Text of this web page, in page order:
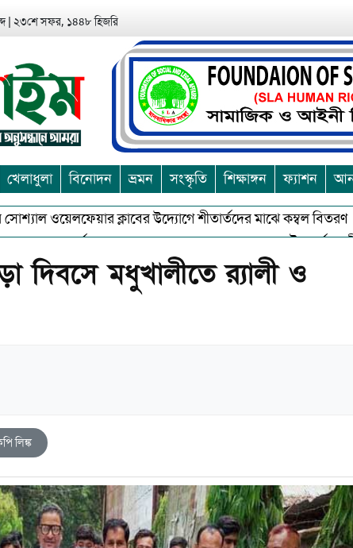
২৩শে সফর, ১৪৪৮ হিজরি
খেলাধুলা বিনোদন ভ্রমন সংস্কৃতি শিক্ষাঙ্গন ফ্যাশন
ওয়েলফেয়ার ক্লাবের উদ্যোগে শীতার্তদের মাঝে কম্বল বিতরণ
বর্জন করে সত্য,সুন্দরকে বরনে কলাপাড়ায় বৌদ্ধ ধর্মাবলম্বীদের
দিবসে মধুখালীতে র‌্যালী ও
লিঙ্ক